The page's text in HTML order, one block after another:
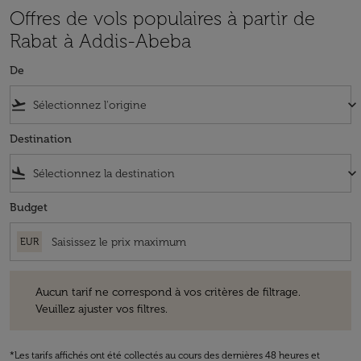
Offres de vols populaires à partir de
Rabat à Addis-Abeba
De
flight_takeoff keyboard_arrow_down
Destination
flight_land keyboard_arrow_down
Budget
EUR
Aucun tarif ne correspond à vos critères de filtrage.
Veuillez ajuster vos filtres.
*Les tarifs affichés ont été collectés au cours des dernières 48 heures et